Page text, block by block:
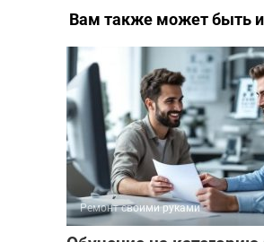
Вам также может быть
Ремонт своими руками